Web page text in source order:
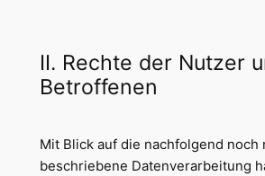
II. Rechte der Nutzer
Betroffenen
Mit Blick auf die nachfolgend noch
beschriebene Datenverarbeitung